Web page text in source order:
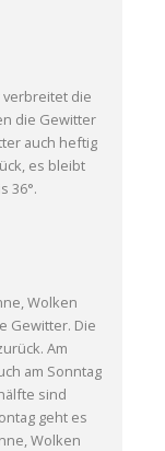
die
die Gewitter
auch heftig
es bleibt
36°.
Wolken
Gewitter. Die
Am
am Sonntag
sind
geht es
Wolken